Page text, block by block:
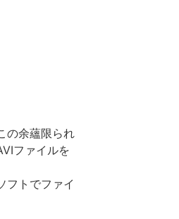
の余蘊限られ
ファイルを
フトでファイ